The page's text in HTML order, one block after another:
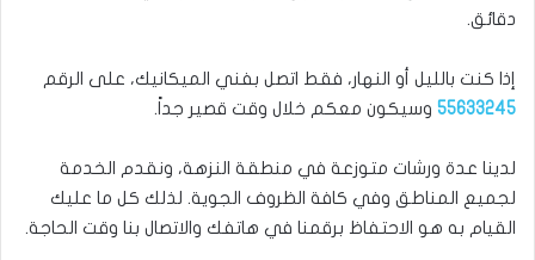
دقائق.
إذا كنت بالليل أو النهار، فقط اتصل بفني الميكانيك، على الرقم
55633245 وسيكون معكم خلال وقت قصير جداً.
لدينا عدة ورشات متوزعة في منطقة النزهة، ونقدم الخدمة
لجميع المناطق وفي كافة الظروف الجوية. لذلك كل ما عليك
القيام به هو الاحتفاظ برقمنا في هاتفك والاتصال بنا وقت الحاجة.